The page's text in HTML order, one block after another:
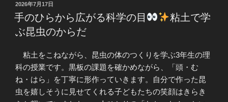
投
稿
日:
2026年7月17日
手のひらから広がる科学の目
粘土で学
ぶ昆虫のからだ
粘土をこねながら、昆虫の体のつくりを学ぶ3年生の理
科の授業です。黒板の課題を確かめながら、「頭・む
ね・はら」を丁寧に形作っていきます。自分で作った昆
虫を嬉しそうに見せてくれる子どもたちの笑顔はきらき